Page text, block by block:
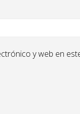
y web en